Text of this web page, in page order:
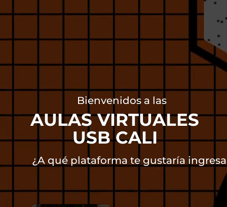
¿A qué plataforma te gustaría ingresa
Bienvenidos a las
AULAS VIRTUALES
USB CALI